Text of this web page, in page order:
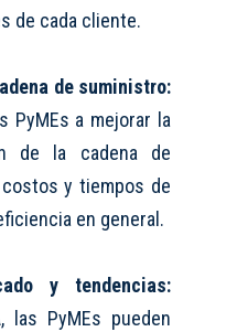
de cada cliente.
de suministro:
PyMEs a mejorar la
de la cadena de
y tiempos de
en general.
y tendencias:
las PyMEs pueden